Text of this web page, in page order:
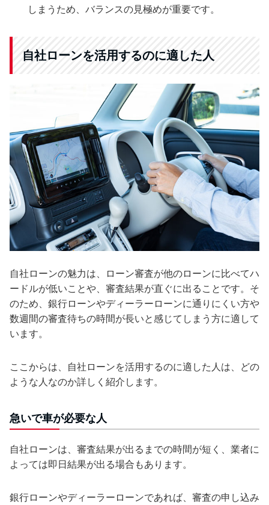
しまうため、バランスの見極めが重要です。
自社ローンを活用するのに適した人
自社ローンの魅力は、ローン審査が他のローンに比べてハ
ードルが低いことや、審査結果が直ぐに出ることです。そ
のため、銀行ローンやディーラーローンに通りにくい方や
数週間の審査待ちの時間が長いと感じてしまう方に適して
います。
ここからは、自社ローンを活用するのに適した人は、どの
ような人なのか詳しく紹介します。
急いで車が必要な人
自社ローンは、審査結果が出るまでの時間が短く、業者に
よっては即日結果が出る場合もあります。
銀行ローンやディーラーローンであれば、審査の申し込み